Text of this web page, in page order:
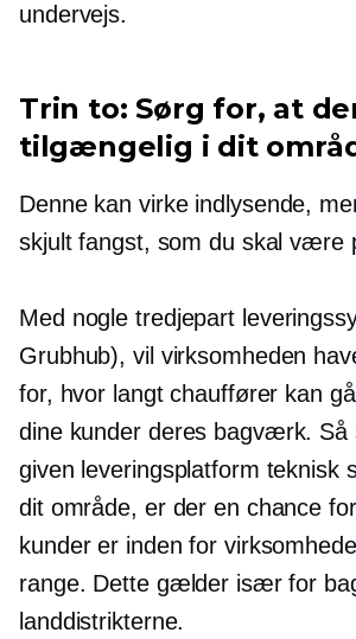
undervejs.
Trin to: Sørg for, at
tilgængelig i dit
Denne kan virke indlysende,
skjult fangst, som du skal være
Med nogletredjepart
Grubhub), vil virksomheden
for, hvor langt chauffører kan
dine kunder deres bagværk. Så
given leveringsplatform teknisk
dit område, er der en chance
kunder er inden for
range. Dette gælder især for
landdistrikterne.